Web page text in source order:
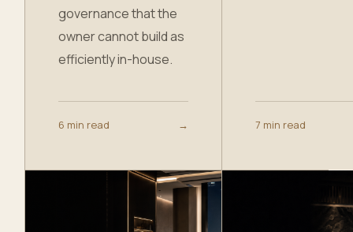
governance that the
owner cannot build as
efficiently in-house.
6 min read → 7 min read